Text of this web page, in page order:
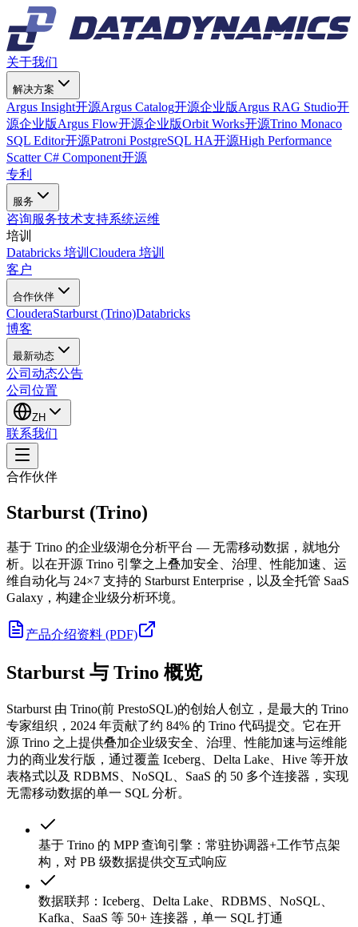
关于我们
解决方案
Argus Insight开源Argus Catalog开源企业版Argus RAG Studio开
源企业版Argus Flow开源企业版Orbit Works开源Trino Monaco
SQL Editor开源Patroni PostgreSQL HA开源High Performance
Scatter C# Component开源
专利
服务
咨询服务技术支持系统运维
培训
Databricks 培训 Cloudera 培训
客户
合作伙伴
ClouderaStarburst (Trino)Databricks
博客
最新动态
公司动态公告
公司位置
ZH
联系我们
合作伙伴
Starburst (Trino)
基于 Trino 的企业级湖仓分析平台 — 无需移动数据，就地分
析。以在开源 Trino 引擎之上叠加安全、治理、性能加速、运
维自动化与 24×7 支持的 Starburst Enterprise，以及全托管 SaaS
Galaxy，构建企业级分析环境。
产品介绍资料 (PDF)
Starburst 与 Trino 概览
Starburst 由 Trino(前 PrestoSQL)的创始人创立，是最大的 Trino
专家组织，2024 年贡献了约 84% 的 Trino 代码提交。它在开
源 Trino 之上提供叠加企业级安全、治理、性能加速与运维能
力的商业发行版，通过覆盖 Iceberg、Delta Lake、Hive 等开放
表格式以及 RDBMS、NoSQL、SaaS 的 50 多个连接器，实现
无需移动数据的单一 SQL 分析。
基于 Trino 的 MPP 查询引擎：常驻协调器+工作节点架
构，对 PB 级数据提供交互式响应
数据联邦：Iceberg、Delta Lake、RDBMS、NoSQL、
Kafka、SaaS 等 50+ 连接器，单一 SQL 打通